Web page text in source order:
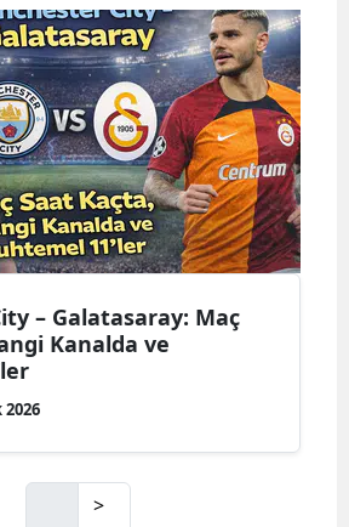
– Galatasaray: Maç
Kanalda ve
2026
>